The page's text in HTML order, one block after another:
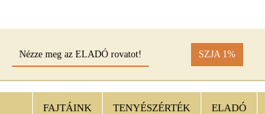
Nézze meg az ELADÓ rovatot! SZJA 1%
FAJTÁINK TENYÉSZÉRTÉK ELADÓ